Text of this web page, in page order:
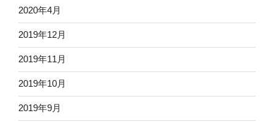
2020年4月
2019年12月
2019年11月
2019年10月
2019年9月